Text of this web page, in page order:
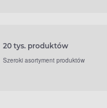
20 tys. produktów
Szeroki asortyment produktów